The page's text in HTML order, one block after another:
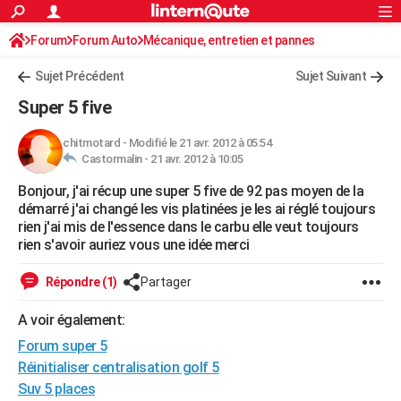
ACTUALITÉS
Politique
Société
Faits Divers
Education
Monde
Villes
+
FINANCE
Retraite
Impôts
Epargne
Immobilier
Risques naturels par ville
Banque
Assurance
Crédit
AUTO
Essais
Réserver un essai
Citadines
Berlines
SUV
Forum auto
+HIGH-TECH
Mobiles
Meilleur smartphone
Internet
Ordinateurs
Jeux vidéo
Guide high-tech
+BRICOLAGE
Forum
Aménagement intérieur
Extérieur
Cuisine
Salle de bains
Jardinage
Rangement
WEEK-END
LIFESTYLE
Art de vivre
Bien-être
Loisirs
Mode
Modes de vie
SANTE
Alimentation
Guide de la santé
Maladies
Médicaments
Sommeil
VOYAGE
Rechercher
S'inscrire
Connexion
Forum Forum Auto Mécanique, entretien et pannes
Sujet Précédent Sujet Suivant
Super 5 five
chitmotard - Modifié le 21 avr. 2012 à 05:54
Castormalin - 21 avr. 2012 à 10:05
Bonjour, j'ai récup une super 5 five de 92 pas moyen de la
démarré j'ai changé les vis platinées je les ai réglé toujours
rien j'ai mis de l'essence dans le carbu elle veut toujours
rien s'avoir auriez vous une idée merci
Répondre (1) Partager
A voir également:
Forum super 5
Réinitialiser centralisation golf 5
Suv 5 places